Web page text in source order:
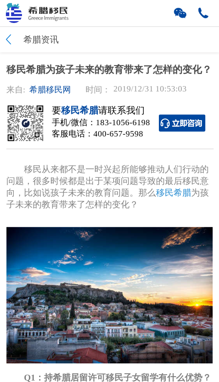
希腊资讯
移民希腊为孩子未来的教育带来了怎样的变化？
来自: 希腊移民网 时间： 2019/12/31 10:53:03
要移民希腊请联系我们
手机/微信： 183-1056-6198
客服电话： 400-657-9598
移民从来都不是一时兴起所能够推动人们行动的
问题，很多时候都是出于某项问题导致的最后移民意
向，比如说孩子未来的教育问题。那么移民希腊为孩
子未来的教育带来了怎样的变化？
Q1：持希腊居留许可移民子女留学有什么优势？